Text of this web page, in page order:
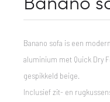
Banano sofa is een
aluminium met Quick Dry
gespikkeld beige.
Inclusief zit- en